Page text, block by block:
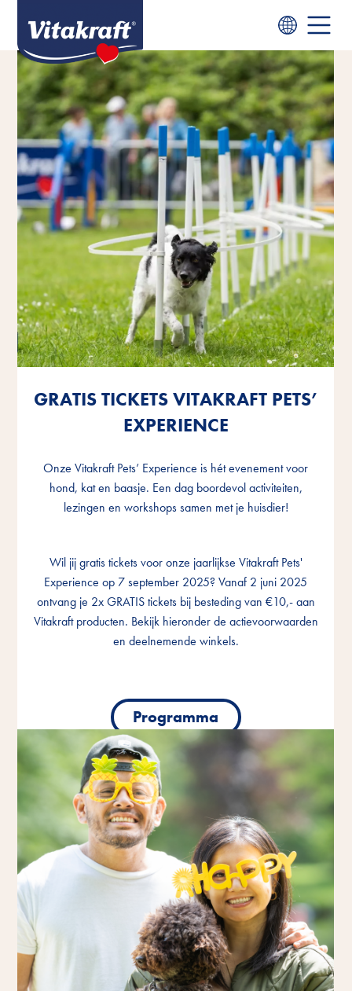
GRATIS TICKETS VITAKRAFT PETS’
EXPERIENCE
Onze Vitakraft Pets’ Experience is hét evenement voor
hond, kat en baasje. Een dag boordevol activiteiten,
lezingen en workshops samen met je huisdier!
Wil jij gratis tickets voor onze jaarlijkse Vitakraft Pets'
Experience op 7 september 2025? Vanaf 2 juni 2025
ontvang je 2x GRATIS tickets bij besteding van €10,- aan
Vitakraft producten. Bekijk hieronder de actievoorwaarden
en deelnemende winkels.
Programma
GRATIS TICKETS VITAKRAFT PETS’
EXPERIENCE
Onze Vitakraft Pets’ Experience is hét evenement voor
hond, kat en baasje. Een dag boordevol activiteiten,
lezingen en workshops samen met je huisdier!
Wil jij gratis tickets voor onze jaarlijkse Vitakraft Pets'
Experience op 7 september 2025? Vanaf 2 juni 2025
ontvang je 2x GRATIS tickets bij besteding van €10,- aan
Vitakraft producten. Bekijk hieronder de actievoorwaarden
en deelnemende winkels.
Programma
GRATIS TICKETS VITAKRAFT PETS’
EXPERIENCE
Onze Vitakraft Pets’ Experience is hét evenement voor
hond, kat en baasje. Een dag boordevol activiteiten,
lezingen en workshops samen met je huisdier!
Wil jij gratis tickets voor onze jaarlijkse Vitakraft Pets'
Experience op 7 september 2025? Vanaf 2 juni 2025
ontvang je 2x GRATIS tickets bij besteding van €10,- aan
Vitakraft producten. Bekijk hieronder de actievoorwaarden
en deelnemende winkels.
Programma